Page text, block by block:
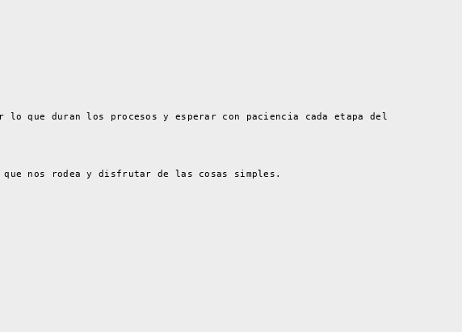
lo que duran los procesos y esperar con paciencia cada etapa del
nos rodea y disfrutar de las cosas simples.